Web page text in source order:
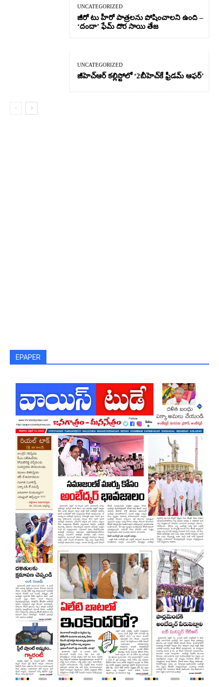
UNCATEGORIZED
జీరో టు హీరో పాత్రలను పోషించాలని ఉంది –
‘దందా’ ఫేమ్ దొర సాయి తేజ
UNCATEGORIZED
జీహెచ్ఆర్‌ కల్లిస్టోలో ‘2బీహెచ్‌కే ఫ్రీడమ్ ఆఫర్’
EPAPER